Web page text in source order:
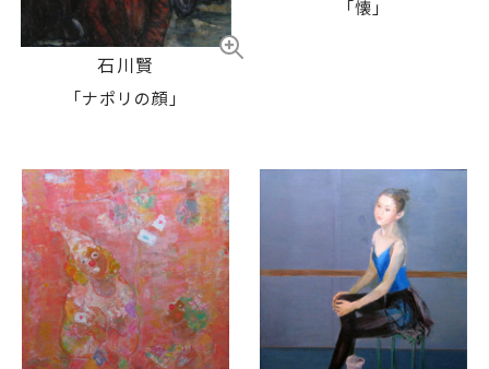
石川賢
「ナポリの顔」
「懐」